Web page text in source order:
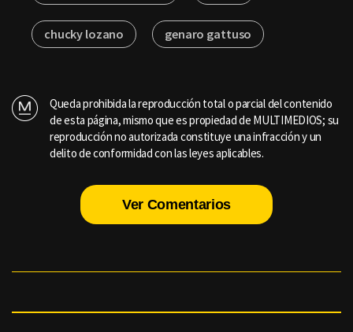
chucky lozano genaro gattuso
Queda prohibida la reproducción total o parcial del contenido
de esta página, mismo que es propiedad de MULTIMEDIOS; su
reproducción no autorizada constituye una infracción y un
delito de conformidad con las leyes aplicables.
Ver Comentarios